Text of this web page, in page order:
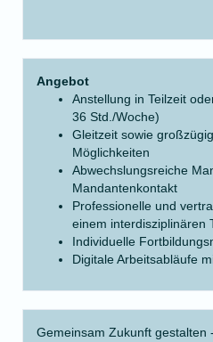
Angebot
Anstellung in Teilzeit
36 Std./Woche)
Gleitzeit sowie
Möglichkeiten
Abwechslungsreiche
Mandantenkontakt
Professionelle und
einem interdisziplinären
Individuelle
Digitale Arbeitsabläufe
Gemeinsam Zukunft gestalten